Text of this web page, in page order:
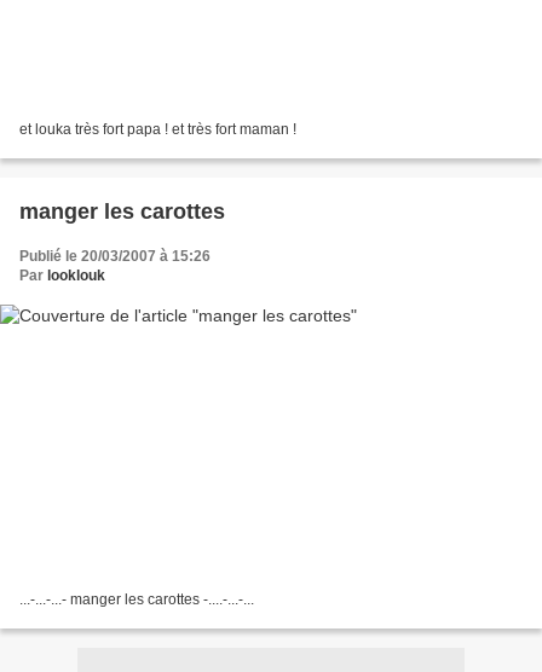
et louka très fort papa ! et très fort maman !
manger les carottes
Publié le 20/03/2007 à 15:26
Par looklouk
...-...-...- manger les carottes -....-...-...